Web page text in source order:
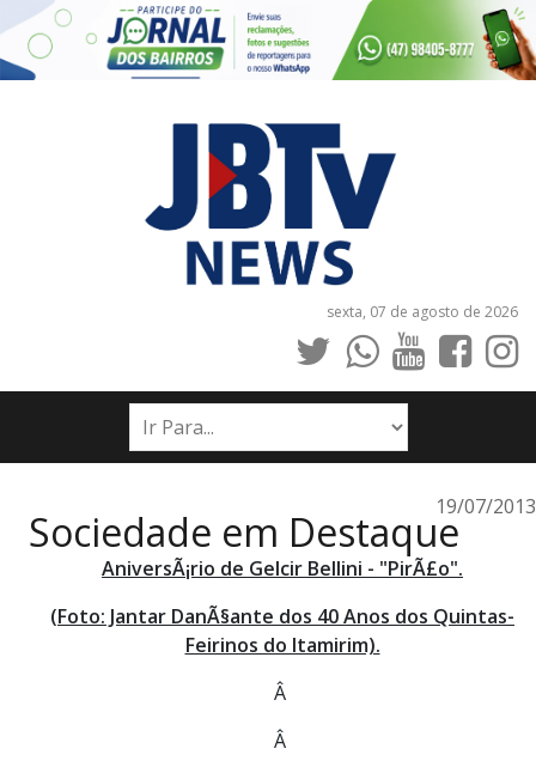
sexta, 07 de agosto de 2026
INÍCIO
NOTÍCIAS
PUBLICAÇÕES LEGAIS
19/07/2013
Sociedade em Destaque
AniversÃ¡rio de Gelcir Bellini - "PirÃ£o".
(Foto: Jantar DanÃ§ante dos 40 Anos dos Quintas-
Feirinos do Itamirim).
Â
Â